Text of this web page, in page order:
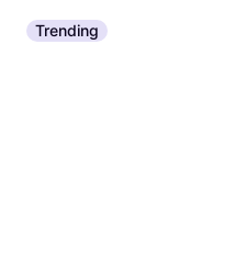
Trending